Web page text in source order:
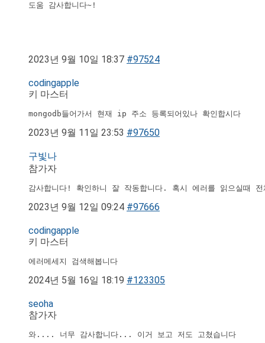
도움 감사합니다~!
2023년 9월 10일 18:37 #97524
codingapple
키 마스터
mongodb들어가서 현재 ip 주소 등록되어있나 확인합시다
2023년 9월 11일 23:53 #97650
구빛나
참가자
감사합니다! 확인하니 잘 작동합니다. 혹시 에러를 읽으실때
2023년 9월 12일 09:24 #97666
codingapple
키 마스터
에러메세지 검색해봅니다
2024년 5월 16일 18:19 #123305
seoha
참가자
와.... 너무 감사합니다... 이거 보고 저도 고쳤습니다